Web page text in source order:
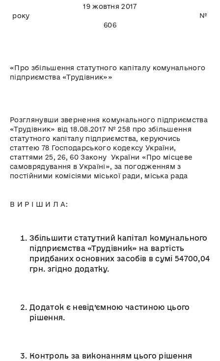
19 жовтня 2017
року №
606
«Про збільшення статутного капіталу комунального
підприємства «Трудівник»»
Розглянувши звернення комунального підприємства
«Трудівник» від 18.08.2017 № 258 про збільшення
статутного капіталу підприємства, керуючись
статтею 78 Господарського кодексу України,
статтями 25, 26, 60 Закону України «Про місцеве
самоврядування в Україні», за погодженням з
постійними комісіями міської ради, міська рада
В И Р І Ш И Л А:
Збільшити статутний капітал комунального
підприємства «Трудівник» на вартість
придбаних основних засобів в сумі 54700,04
грн. згідно додатку.
Додаток є невід’ємною частиною цього
рішення.
Контроль за виконанням цього рішення